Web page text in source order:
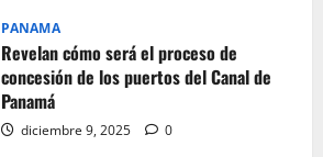
PANAMA
Revelan cómo será el proceso de
concesión de los puertos del Canal de
Panamá
diciembre 9, 2025 0